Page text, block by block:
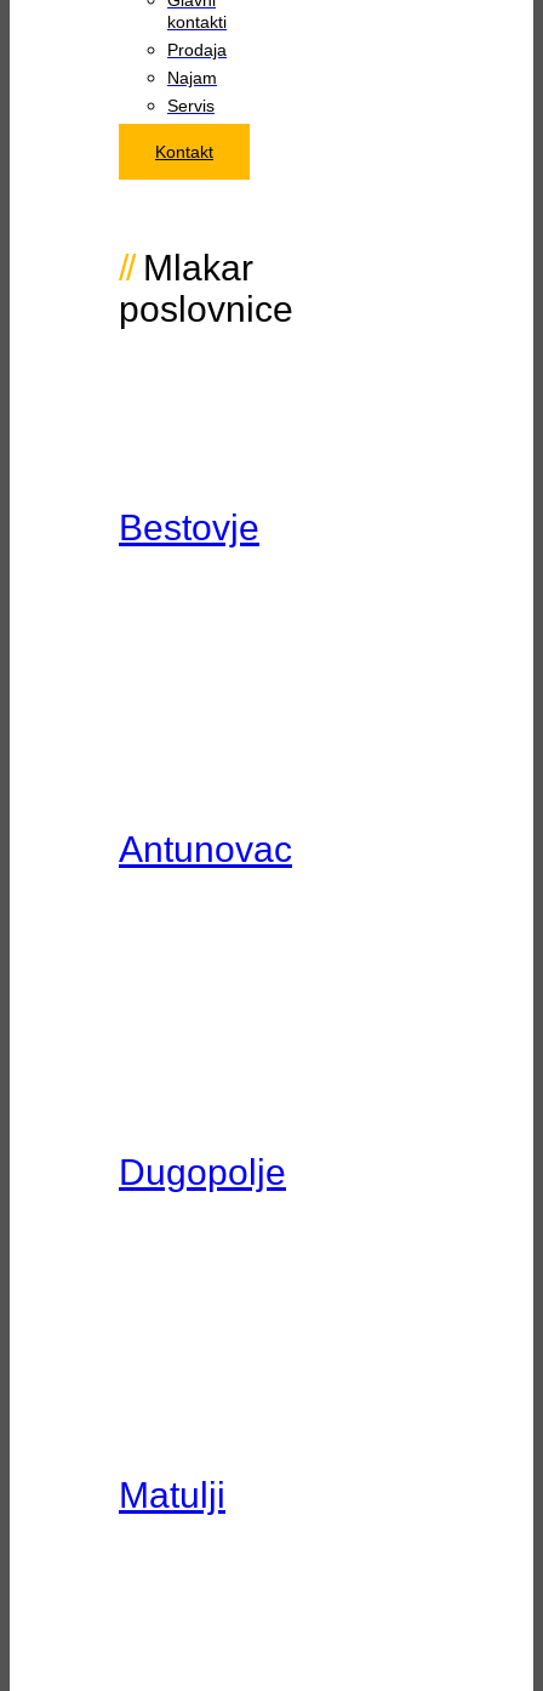
kontakti
Prodaja
Najam
Servis
Kontakt
Mlakar
poslovnice
Bestovje
Antunovac
Dugopolje
Matulji